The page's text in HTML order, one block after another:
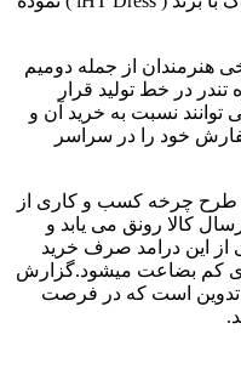
هنرمندان از جمله دومیم
در خط تولید قرار
توانند نسبت به خرید آن و
خود را در سراسر
طرح چرخه کسب و کاری از
کالا رونق می یابد و
از این درامد صرف خرید
های کم بضاعت میشود.گزارش
است که در فرصت